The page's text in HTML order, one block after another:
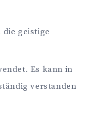
geistige
Es kann in
verstanden